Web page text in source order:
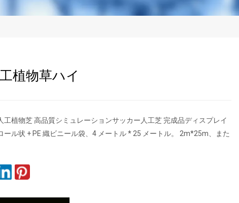
植物草ハイ
工植物芝 高品質シミュレーションサッカー人工芝 完成品ディスプレイ
ール状 + PE 織ビニール袋、4 メートル * 25 メートル。 2m*25m、また